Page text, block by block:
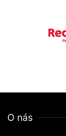
O nás